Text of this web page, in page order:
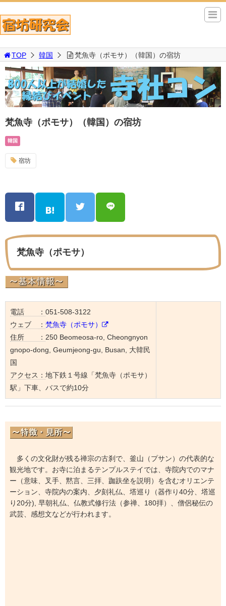
TOP 韓国 梵魚寺（ポモサ）（韓国）の宿坊
梵魚寺（ポモサ）（韓国）の宿坊
韓国
宿坊
梵魚寺（ポモサ）
電話 ： 051-508-3122
ウェブ ： 梵魚寺（ポモサ）
住所 ： 250 Beomeosa-ro, Cheongnyon
gnopo-dong, Geumjeong-gu, Busan, 大韓民
国
アクセス： 地下鉄１号線「梵魚寺（ポモサ）
駅」下車、バスで約10分
多くの文化財が残る禅宗の古刹で、釜山（プサン）の代表的な
観光地です。お寺に泊まるテンプルステイでは、寺院内でのマナ
ー（意味、叉手、黙言、三拝、跏趺坐を説明）を含むオリエンテ
ーション、寺院内の案内、夕刻礼仏、塔巡り（器作り40分、塔巡
り20分), 早朝礼仏、仏教式修行法（参禅、180拝）、僧侶秘伝の
武芸、感想文などが行われます。